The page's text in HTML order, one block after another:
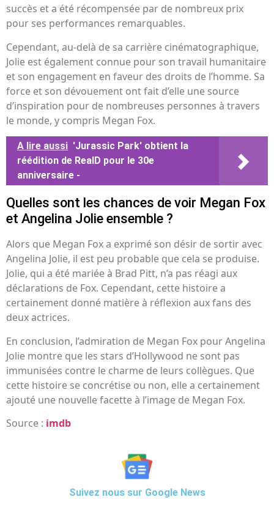
succès et a été récompensée par de nombreux prix
pour ses performances remarquables.
Cependant, au-delà de sa carrière cinématographique,
Jolie est également connue pour son travail humanitaire
et son engagement en faveur des droits de l’homme. Sa
force et son dévouement ont fait d’elle une source
d’inspiration pour de nombreuses personnes à travers
le monde, y compris Megan Fox.
A lire aussi 'Jurassic Park' obtient la
réédition de RealD pour le 30e
anniversaire -
Quelles sont les chances de voir Megan Fox
et Angelina Jolie ensemble ?
Alors que Megan Fox a exprimé son désir de sortir avec
Angelina Jolie, il est peu probable que cela se produise.
Jolie, qui a été mariée à Brad Pitt, n’a pas réagi aux
déclarations de Fox. Cependant, cette histoire a
certainement donné matière à réflexion aux fans des
deux actrices.
En conclusion, l’admiration de Megan Fox pour Angelina
Jolie montre que les stars d’Hollywood ne sont pas
immunisées contre le charme de leurs collègues. Que
cette histoire se concrétise ou non, elle a certainement
ajouté une nouvelle facette à l’image de Megan Fox.
Source : imdb
Suivez nous sur Google News